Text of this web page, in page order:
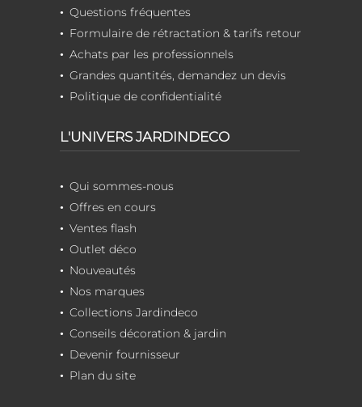
Questions fréquentes
Formulaire de rétractation & tarifs retour
Achats par les professionnels
Grandes quantités, demandez un devis
Politique de confidentialité
L'UNIVERS JARDINDECO
Qui sommes-nous
Offres en cours
Ventes flash
Outlet déco
Nouveautés
Nos marques
Collections Jardindeco
Conseils décoration & jardin
Devenir fournisseur
Plan du site